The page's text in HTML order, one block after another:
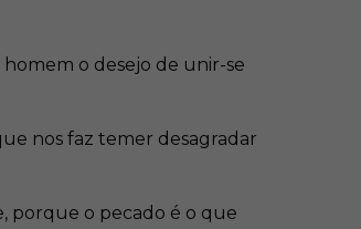
o desejo de unir-se
nos faz temer desagradar
porque o pecado é o que